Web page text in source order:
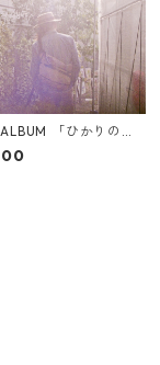
「ひかりのも
」